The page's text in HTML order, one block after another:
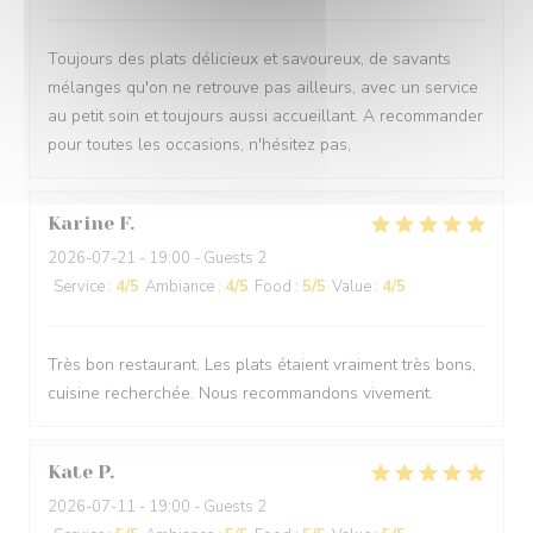
Toujours des plats délicieux et savoureux, de savants
mélanges qu'on ne retrouve pas ailleurs, avec un service
au petit soin et toujours aussi accueillant. A recommander
pour toutes les occasions, n'hésitez pas,
Karine F
2026-07-21 - 19:00 - Guests 2
Service : 4/5 Ambiance : 4/5 Food : 5/5 Value : 4/5
Très bon restaurant. Les plats étaient vraiment très bons,
cuisine recherchée. Nous recommandons vivement.
Kate P
2026-07-11 - 19:00 - Guests 2